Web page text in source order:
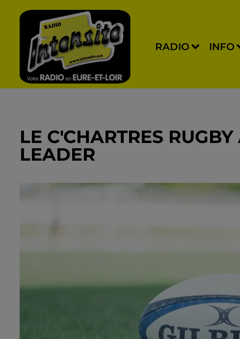
RADIO INFO
LE C'CHARTRES
LEADER